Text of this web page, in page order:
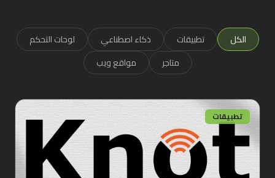
الكل تطبيقات ذكاء اصطناعي
لوحات التحكم
متاجر
مواقع ويب
تطبيقات